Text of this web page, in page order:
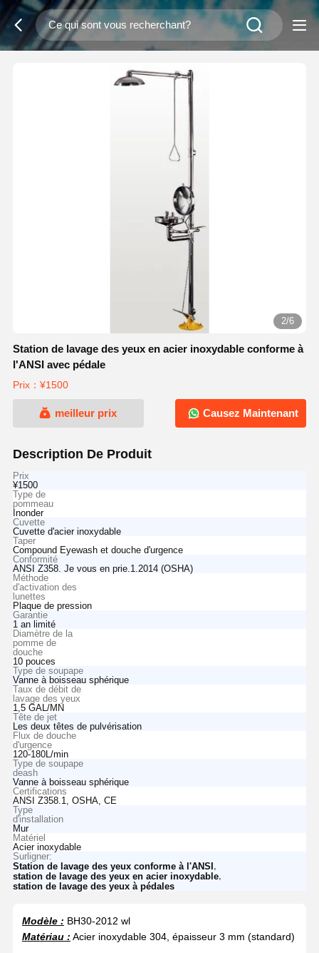
2/6
Station de lavage des yeux en acier inoxydable conforme à
l'ANSI avec pédale
Prix：¥1500
meilleur prix Causez Maintenant
Description De Produit
Prix
¥1500
Type de
pommeau
Inonder
Cuvette
Cuvette d'acier inoxydable
Taper
Compound Eyewash et douche d'urgence
Conformité
ANSI Z358. Je vous en prie.1.2014 (OSHA)
Méthode
d'activation des
lunettes
Plaque de pression
Garantie
1 an limité
Diamètre de la
pomme de
douche
10 pouces
Type de soupape
Vanne à boisseau sphérique
Taux de débit de
lavage des yeux
1,5 GAL/MN
Tête de jet
Les deux têtes de pulvérisation
Flux de douche
d'urgence
120-180L/min
Type de soupape
deash
Vanne à boisseau sphérique
Certifications
ANSI Z358.1, OSHA, CE
Type
d'installation
Mur
Matériel
Acier inoxydable
Surligner:
Station de lavage des yeux conforme à l'ANSI
station de lavage des yeux en acier inoxydable,
station de lavage des yeux à pédales
Modèle : BH30-2012 wl
Matériau : Acier inoxydable 304, épaisseur 3 mm (standard)